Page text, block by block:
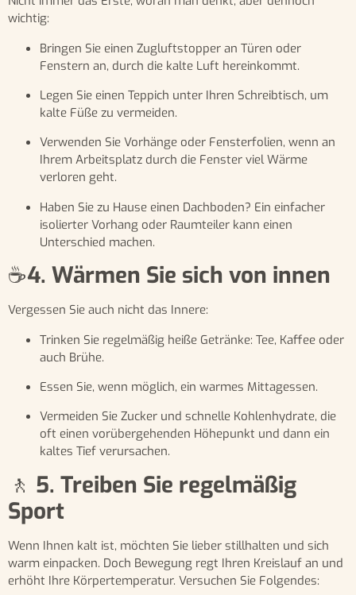
wichtig:
Bringen Sie einen Zugluftstopper an Türen oder
Fenstern an, durch die kalte Luft hereinkommt.
Legen Sie einen Teppich unter Ihren Schreibtisch, um
kalte Füße zu vermeiden.
Verwenden Sie Vorhänge oder Fensterfolien, wenn an
Ihrem Arbeitsplatz durch die Fenster viel Wärme
verloren geht.
Haben Sie zu Hause einen Dachboden? Ein einfacher
isolierter Vorhang oder Raumteiler kann einen
Unterschied machen.
☕4. Wärmen Sie sich von innen
Vergessen Sie auch nicht das Innere:
Trinken Sie regelmäßig heiße Getränke: Tee, Kaffee oder
auch Brühe.
Essen Sie, wenn möglich, ein warmes Mittagessen.
Vermeiden Sie Zucker und schnelle Kohlenhydrate, die
oft einen vorübergehenden Höhepunkt und dann ein
kaltes Tief verursachen.
🚶 5. Treiben Sie regelmäßig
Sport
Wenn Ihnen kalt ist, möchten Sie lieber stillhalten und sich
warm einpacken. Doch Bewegung regt Ihren Kreislauf an und
erhöht Ihre Körpertemperatur. Versuchen Sie Folgendes: